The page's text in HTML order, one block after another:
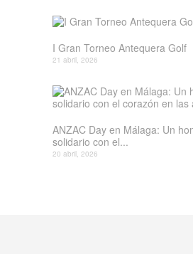
I Gran Torneo Antequera Golf
21 abril, 2026
ANZAC Day en Málaga: Un
solidario con el...
20 abril, 2026